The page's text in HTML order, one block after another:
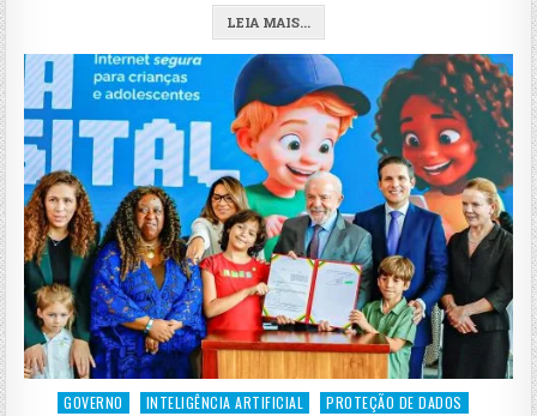
LEIA MAIS...
Posted
GOVERNO INTELIGÊNCIA ARTIFICIAL PROTEÇÃO DE DADOS